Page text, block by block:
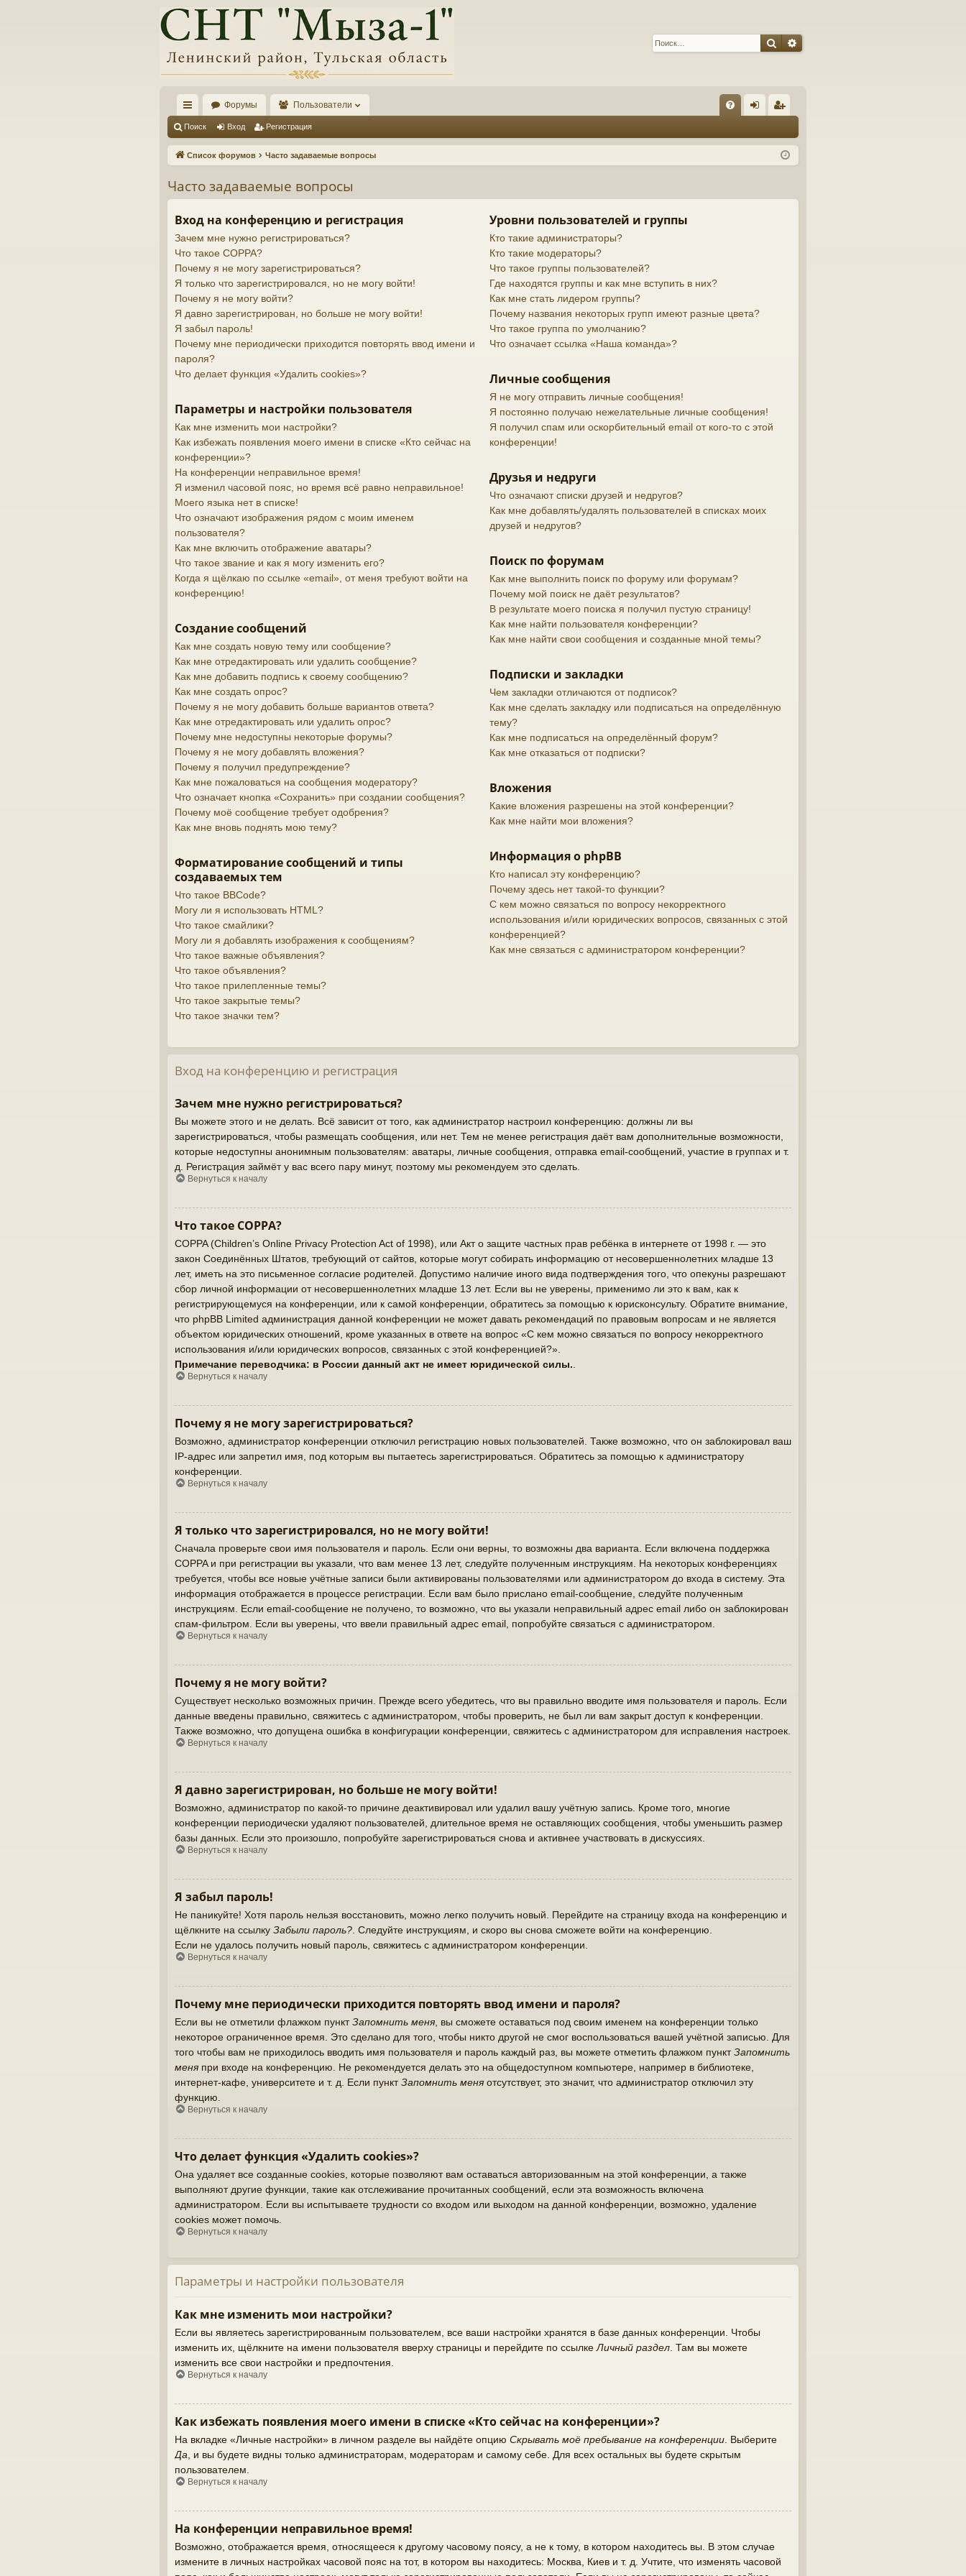
ПоискРасширенный поиск
с
ы
и
Форумы Пользователи
Q д ис
Поиск Вход Регистрация
Список форумов Часто задаваемые вопросы
Часто задаваемые вопросы
Вход на конференцию и регистрация
Зачем мне нужно регистрироваться?
Что такое COPPA?
Почему я не могу зарегистрироваться?
Я только что зарегистрировался, но не могу войти!
Почему я не могу войти?
Я давно зарегистрирован, но больше не могу войти!
Я забыл пароль!
Почему мне периодически приходится повторять ввод имени и
пароля?
Что делает функция «Удалить cookies»?
Параметры и настройки пользователя
Как мне изменить мои настройки?
Как избежать появления моего имени в списке «Кто сейчас на
конференции»?
На конференции неправильное время!
Я изменил часовой пояс, но время всё равно неправильное!
Моего языка нет в списке!
Что означают изображения рядом с моим именем
пользователя?
Как мне включить отображение аватары?
Что такое звание и как я могу изменить его?
Когда я щёлкаю по ссылке «email», от меня требуют войти на
конференцию!
Создание сообщений
Как мне создать новую тему или сообщение?
Как мне отредактировать или удалить сообщение?
Как мне добавить подпись к своему сообщению?
Как мне создать опрос?
Почему я не могу добавить больше вариантов ответа?
Как мне отредактировать или удалить опрос?
Почему мне недоступны некоторые форумы?
Почему я не могу добавлять вложения?
Почему я получил предупреждение?
Как мне пожаловаться на сообщения модератору?
Что означает кнопка «Сохранить» при создании сообщения?
Почему моё сообщение требует одобрения?
Как мне вновь поднять мою тему?
Форматирование сообщений и типы
создаваемых тем
Что такое BBCode?
Могу ли я использовать HTML?
Что такое смайлики?
Могу ли я добавлять изображения к сообщениям?
Что такое важные объявления?
Что такое объявления?
Что такое прилепленные темы?
Что такое закрытые темы?
Что такое значки тем?
Уровни пользователей и группы
Кто такие администраторы?
Кто такие модераторы?
Что такое группы пользователей?
Где находятся группы и как мне вступить в них?
Как мне стать лидером группы?
Почему названия некоторых групп имеют разные цвета?
Что такое группа по умолчанию?
Что означает ссылка «Наша команда»?
Личные сообщения
Я не могу отправить личные сообщения!
Я постоянно получаю нежелательные личные сообщения!
Я получил спам или оскорбительный email от кого-то с этой
конференции!
Друзья и недруги
Что означают списки друзей и недругов?
Как мне добавлять/удалять пользователей в списках моих
друзей и недругов?
Поиск по форумам
Как мне выполнить поиск по форуму или форумам?
Почему мой поиск не даёт результатов?
В результате моего поиска я получил пустую страницу!
Как мне найти пользователя конференции?
Как мне найти свои сообщения и созданные мной темы?
Подписки и закладки
Чем закладки отличаются от подписок?
Как мне сделать закладку или подписаться на определённую
тему?
Как мне подписаться на определённый форум?
Как мне отказаться от подписки?
Вложения
Какие вложения разрешены на этой конференции?
Как мне найти мои вложения?
Информация о phpBB
Кто написал эту конференцию?
Почему здесь нет такой-то функции?
С кем можно связаться по вопросу некорректного
использования и/или юридических вопросов, связанных с этой
конференцией?
Как мне связаться с администратором конференции?
Вход на конференцию и регистрация
Зачем мне нужно регистрироваться?
Вы можете этого и не делать. Всё зависит от того, как администратор настроил конференцию: должны ли вы
зарегистрироваться, чтобы размещать сообщения, или нет. Тем не менее регистрация даёт вам дополнительные возможности,
которые недоступны анонимным пользователям: аватары, личные сообщения, отправка email-сообщений, участие в группах и т.
д. Регистрация займёт у вас всего пару минут, поэтому мы рекомендуем это сделать.
Вернуться к началу
Что такое COPPA?
COPPA (Children’s Online Privacy Protection Act of 1998), или Акт о защите частных прав ребёнка в интернете от 1998 г. — это
закон Соединённых Штатов, требующий от сайтов, которые могут собирать информацию от несовершеннолетних младше 13
лет, иметь на это письменное согласие родителей. Допустимо наличие иного вида подтверждения того, что опекуны разрешают
сбор личной информации от несовершеннолетних младше 13 лет. Если вы не уверены, применимо ли это к вам, как к
регистрирующемуся на конференции, или к самой конференции, обратитесь за помощью к юрисконсульту. Обратите внимание,
что phpBB Limited администрация данной конференции не может давать рекомендаций по правовым вопросам и не является
объектом юридических отношений, кроме указанных в ответе на вопрос «С кем можно связаться по вопросу некорректного
использования и/или юридических вопросов, связанных с этой конференцией?».
Примечание переводчика: в России данный акт не имеет юридической силы..
Вернуться к началу
Почему я не могу зарегистрироваться?
Возможно, администратор конференции отключил регистрацию новых пользователей. Также возможно, что он заблокировал ваш
IP-адрес или запретил имя, под которым вы пытаетесь зарегистрироваться. Обратитесь за помощью к администратору
конференции.
Вернуться к началу
Я только что зарегистрировался, но не могу войти!
Сначала проверьте свои имя пользователя и пароль. Если они верны, то возможны два варианта. Если включена поддержка
COPPA и при регистрации вы указали, что вам менее 13 лет, следуйте полученным инструкциям. На некоторых конференциях
требуется, чтобы все новые учётные записи были активированы пользователями или администратором до входа в систему. Эта
информация отображается в процессе регистрации. Если вам было прислано email-сообщение, следуйте полученным
инструкциям. Если email-сообщение не получено, то возможно, что вы указали неправильный адрес email либо он заблокирован
спам-фильтром. Если вы уверены, что ввели правильный адрес email, попробуйте связаться с администратором.
Вернуться к началу
Почему я не могу войти?
Существует несколько возможных причин. Прежде всего убедитесь, что вы правильно вводите имя пользователя и пароль. Если
данные введены правильно, свяжитесь с администратором, чтобы проверить, не был ли вам закрыт доступ к конференции.
Также возможно, что допущена ошибка в конфигурации конференции, свяжитесь с администратором для исправления настроек.
Вернуться к началу
Я давно зарегистрирован, но больше не могу войти!
Возможно, администратор по какой-то причине деактивировал или удалил вашу учётную запись. Кроме того, многие
конференции периодически удаляют пользователей, длительное время не оставляющих сообщения, чтобы уменьшить размер
базы данных. Если это произошло, попробуйте зарегистрироваться снова и активнее участвовать в дискуссиях.
Вернуться к началу
Я забыл пароль!
Не паникуйте! Хотя пароль нельзя восстановить, можно легко получить новый. Перейдите на страницу входа на конференцию и
щёлкните на ссылку Забыли пароль?. Следуйте инструкциям, и скоро вы снова сможете войти на конференцию.
Если не удалось получить новый пароль, свяжитесь с администратором конференции.
Вернуться к началу
Почему мне периодически приходится повторять ввод имени и пароля?
Если вы не отметили флажком пунктЗапомнить меня, вы сможете оставаться под своим именем на конференции только
некоторое ограниченное время. Это сделано для того, чтобы никто другой не смог воспользоваться вашей учётной записью. Для
того чтобы вам не приходилось вводить имя пользователя и пароль каждый раз, вы можете отметить флажком пунктЗапомнить
меня при входе на конференцию. Не рекомендуется делать это на общедоступном компьютере, например в библиотеке,
интернет-кафе, университете и т. д. Если пунктЗапомнить меня отсутствует, это значит, что администратор отключил эту
функцию.
Вернуться к началу
Что делает функция «Удалить cookies»?
Она удаляет все созданные cookies, которые позволяют вам оставаться авторизованным на этой конференции, а также
выполняют другие функции, такие как отслеживание прочитанных сообщений, если эта возможность включена
администратором. Если вы испытываете трудности со входом или выходом на данной конференции, возможно, удаление
cookies может помочь.
Вернуться к началу
Параметры и настройки пользователя
Как мне изменить мои настройки?
Если вы являетесь зарегистрированным пользователем, все ваши настройки хранятся в базе данных конференции. Чтобы
изменить их, щёлкните на имени пользователя вверху страницы и перейдите по ссылке Личный раздел . Там вы можете
изменить все свои настройки и предпочтения.
Вернуться к началу
Как избежать появления моего имени в списке «Кто сейчас на конференции»?
На вкладке «Личные настройки» в личном разделе вы найдёте опцию Скрывать моё пребывание на конференции . Выберите
Да , и вы будете видны только администраторам, модераторам и самому себе. Для всех остальных вы будете скрытым
пользователем.
Вернуться к началу
На конференции неправильное время!
Возможно, отображается время, относящееся к другому часовому поясу, а не к тому, в котором находитесь вы. В этом случае
измените в личных настройках часовой пояс на тот, в котором вы находитесь: Москва, Киев и т. д. Учтите, что изменять часовой